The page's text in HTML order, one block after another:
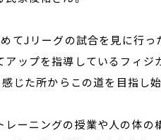
めてJリーグの試合を見に行っ
アップを指導しているフィジ
感じた所からこの道を目指し
レーニングの授業や人の体の